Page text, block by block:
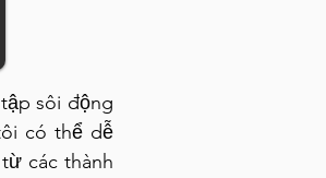
sôi động
có thể dễ
các thành